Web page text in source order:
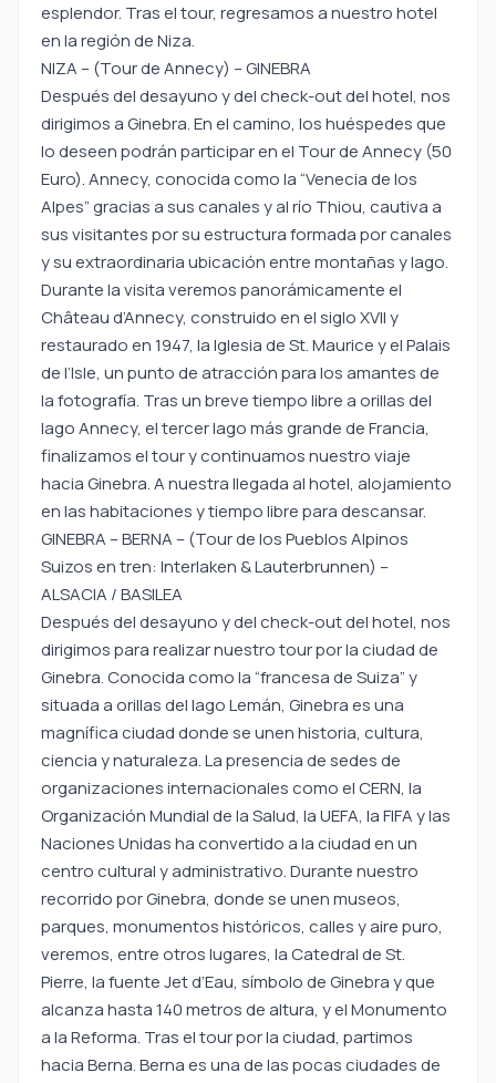
esplendor. Tras el tour, regresamos a nuestro hotel
en la región de Niza.
NIZA – (Tour de Annecy) – GINEBRA
Después del desayuno y del check-out del hotel, nos
dirigimos a Ginebra. En el camino, los huéspedes que
lo deseen podrán participar en el Tour de Annecy (50
Euro). Annecy, conocida como la “Venecia de los
Alpes” gracias a sus canales y al río Thiou, cautiva a
sus visitantes por su estructura formada por canales
y su extraordinaria ubicación entre montañas y lago.
Durante la visita veremos panorámicamente el
Château d’Annecy, construido en el siglo XVII y
restaurado en 1947, la Iglesia de St. Maurice y el Palais
de l’Isle, un punto de atracción para los amantes de
la fotografía. Tras un breve tiempo libre a orillas del
lago Annecy, el tercer lago más grande de Francia,
finalizamos el tour y continuamos nuestro viaje
hacia Ginebra. A nuestra llegada al hotel, alojamiento
en las habitaciones y tiempo libre para descansar.
GINEBRA – BERNA – (Tour de los Pueblos Alpinos
Suizos en tren: Interlaken & Lauterbrunnen) –
ALSACIA / BASILEA
Después del desayuno y del check-out del hotel, nos
dirigimos para realizar nuestro tour por la ciudad de
Ginebra. Conocida como la “francesa de Suiza” y
situada a orillas del lago Lemán, Ginebra es una
magnífica ciudad donde se unen historia, cultura,
ciencia y naturaleza. La presencia de sedes de
organizaciones internacionales como el CERN, la
Organización Mundial de la Salud, la UEFA, la FIFA y las
Naciones Unidas ha convertido a la ciudad en un
centro cultural y administrativo. Durante nuestro
recorrido por Ginebra, donde se unen museos,
parques, monumentos históricos, calles y aire puro,
veremos, entre otros lugares, la Catedral de St.
Pierre, la fuente Jet d’Eau, símbolo de Ginebra y que
alcanza hasta 140 metros de altura, y el Monumento
a la Reforma. Tras el tour por la ciudad, partimos
hacia Berna. Berna es una de las pocas ciudades de